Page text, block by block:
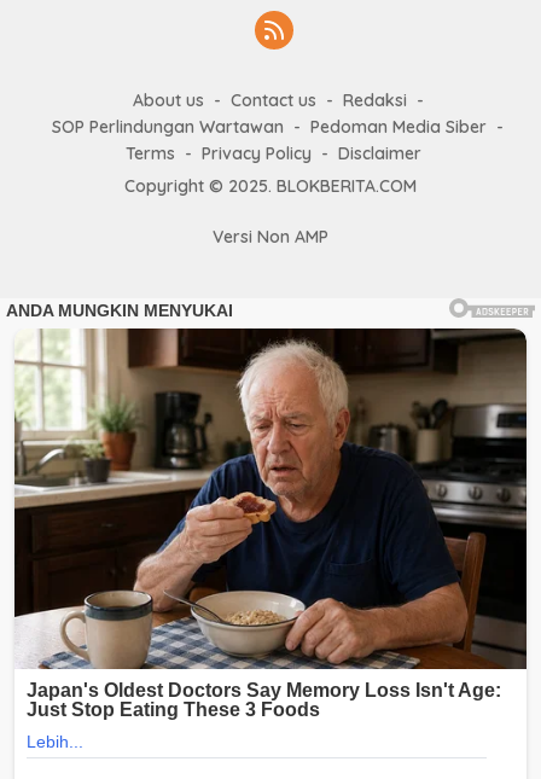
About us Contact us
Redaksi
SOP Perlindungan Wartawan
Pedoman Media Siber
Terms
Privacy Policy
Disclaimer
Copyright © 2025. BLOKBERITA.COM
Versi Non AMP